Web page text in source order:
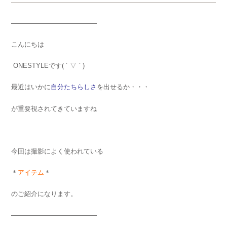
—————————————
こんにちは
ONESTYLEです( ´ ▽ ` )
最近はいかに自分たちらしさ を出せるか・・・
が重要視されてきていますね
今回は撮影によく使われている
＊ アイテム ＊
のご紹介になります。
—————————————